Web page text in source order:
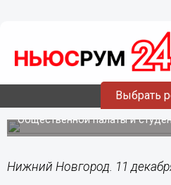
Выбрать
11.12.201701:39
Акцию «Зимняя
ГИБДД в Арзамасе
В мероприятии участвовали
Общественной палаты и
Нижний Новгород. 11